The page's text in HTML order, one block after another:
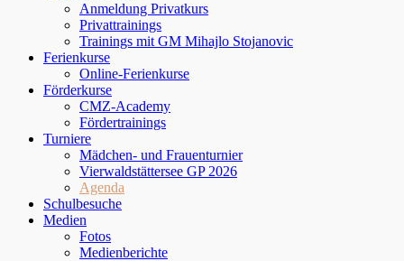
Anmeldung Privatkurs
Privattrainings
Trainings mit GM Mihajlo Stojanovic
Ferienkurse
Online-Ferienkurse
Förderkurse
CMZ-Academy
Fördertrainings
Turniere
Mädchen- und Frauenturnier
Vierwaldstättersee GP 2026
Agenda
Schulbesuche
Medien
Fotos
Medienberichte